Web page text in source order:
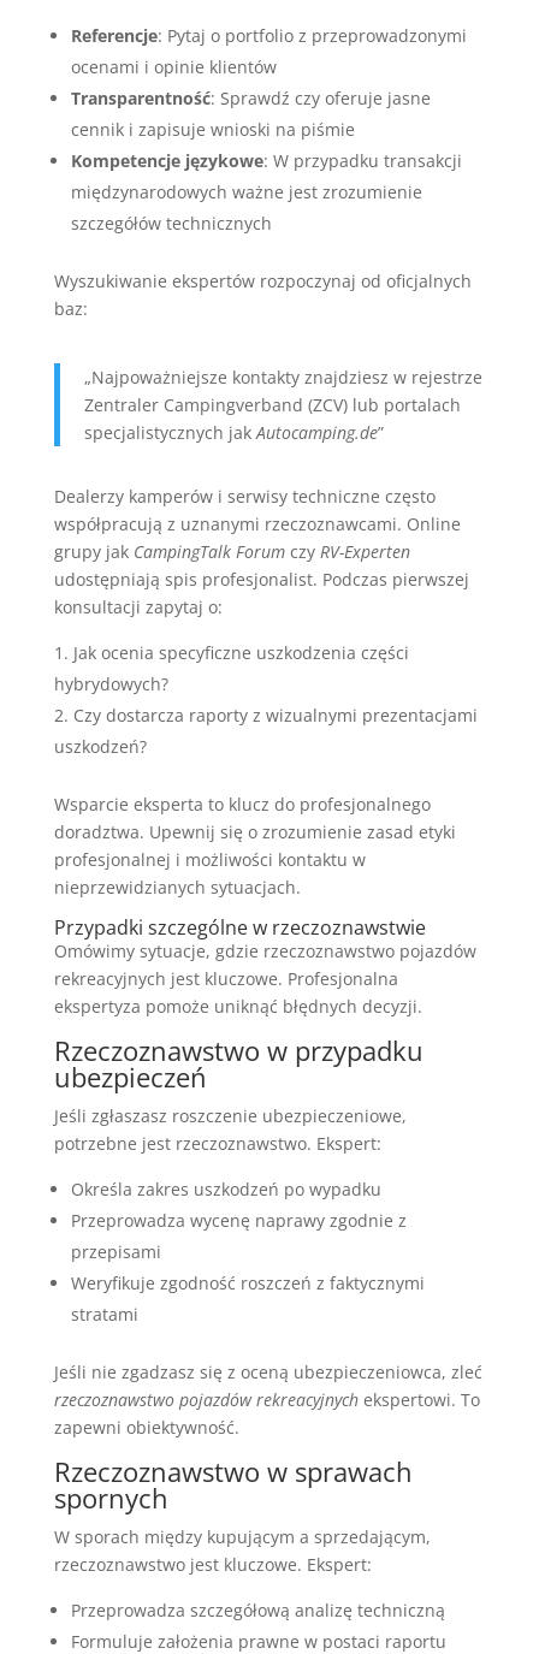
Referencje: Pytaj o portfolio z przeprowadzonymi
ocenami i opinie klientów
Transparentność: Sprawdź czy oferuje jasne
cennik i zapisuje wnioski na piśmie
Kompetencje językowe: W przypadku transakcji
międzynarodowych ważne jest zrozumienie
szczegółów technicznych
Wyszukiwanie ekspertów rozpoczynaj od oficjalnych
baz:
„Najpoważniejsze kontakty znajdziesz w rejestrze
Zentraler Campingverband (ZCV) lub portalach
specjalistycznych jakAutocamping.de”
Dealerzy kamperów i serwisy techniczne często
współpracują z uznanymi rzeczoznawcami. Online
grupy jak CampingTalk Forumczy RV-Experten
udostępniają spis profesjonalist. Podczas pierwszej
konsultacji zapytaj o:
Jak ocenia specyficzne uszkodzenia części
hybrydowych?
Czy dostarcza raporty z wizualnymi prezentacjami
uszkodzeń?
Wsparcie eksperta to klucz do profesjonalnego
doradztwa. Upewnij się o zrozumienie zasad etyki
profesjonalnej i możliwości kontaktu w
nieprzewidzianych sytuacjach.
Przypadki szczególne w rzeczoznawstwie
Omówimy sytuacje, gdzie rzeczoznawstwo pojazdów
rekreacyjnych jest kluczowe. Profesjonalna
ekspertyza pomoże uniknąć błędnych decyzji.
Rzeczoznawstwo w przypadku
ubezpieczeń
Jeśli zgłaszasz roszczenie ubezpieczeniowe,
potrzebne jest rzeczoznawstwo. Ekspert:
Określa zakres uszkodzeń po wypadku
Przeprowadza wycenę naprawy zgodnie z
przepisami
Weryfikuje zgodność roszczeń z faktycznymi
stratami
Jeśli nie zgadzasz się z oceną ubezpieczeniowca, zleć
rzeczoznawstwo pojazdów rekreacyjnychekspertowi. To
zapewni obiektywność.
Rzeczoznawstwo w sprawach
spornych
W sporach między kupującym a sprzedającym,
rzeczoznawstwo jest kluczowe. Ekspert:
Przeprowadza szczegółową analizę techniczną
Formuluje założenia prawne w postaci raportu